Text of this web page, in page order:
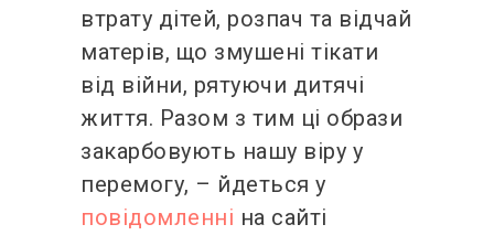
втрату дітей, розпач та відчай
матерів, що змушені тікати
від війни, рятуючи дитячі
життя. Разом з тим ці образи
закарбовують нашу віру у
перемогу, – йдеться у
повідомленні на сайті